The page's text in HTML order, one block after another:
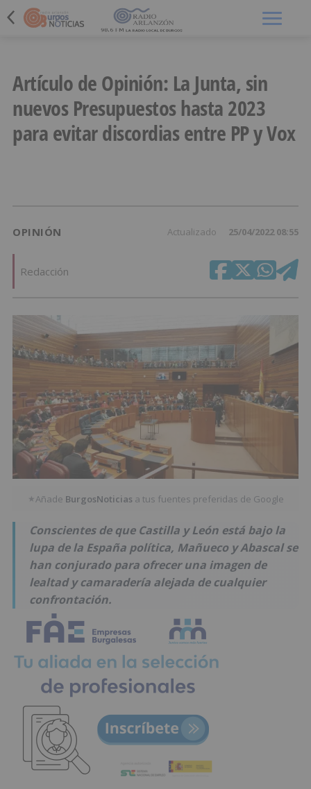
Artículo de Opinión: La Junta, sin
nuevos Presupuestos hasta 2023
para evitar discordias entre PP y Vox
OPINIÓN Actualizado 25/04/2022 08:55
Redacción
★Añade BurgosNoticias a tus fuentes preferidas de Google
Conscientes de que Castilla y León está bajo la
lupa de la España política, Mañueco y Abascal se
han conjurado para ofrecer una imagen de
lealtad y camaradería alejada de cualquier
confrontación.